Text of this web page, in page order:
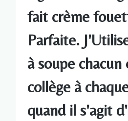
fait crème
Parfaite.
à soupe chacun
collège à
quand il s'agit